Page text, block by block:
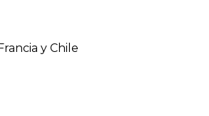
y Chile